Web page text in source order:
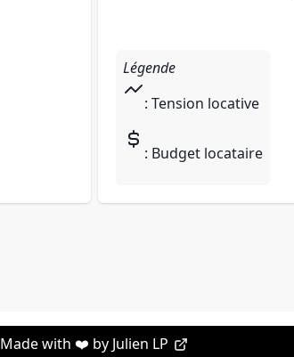
Légende
: Tension locative
: Budget locataire
Made with ❤️ by Julien LP